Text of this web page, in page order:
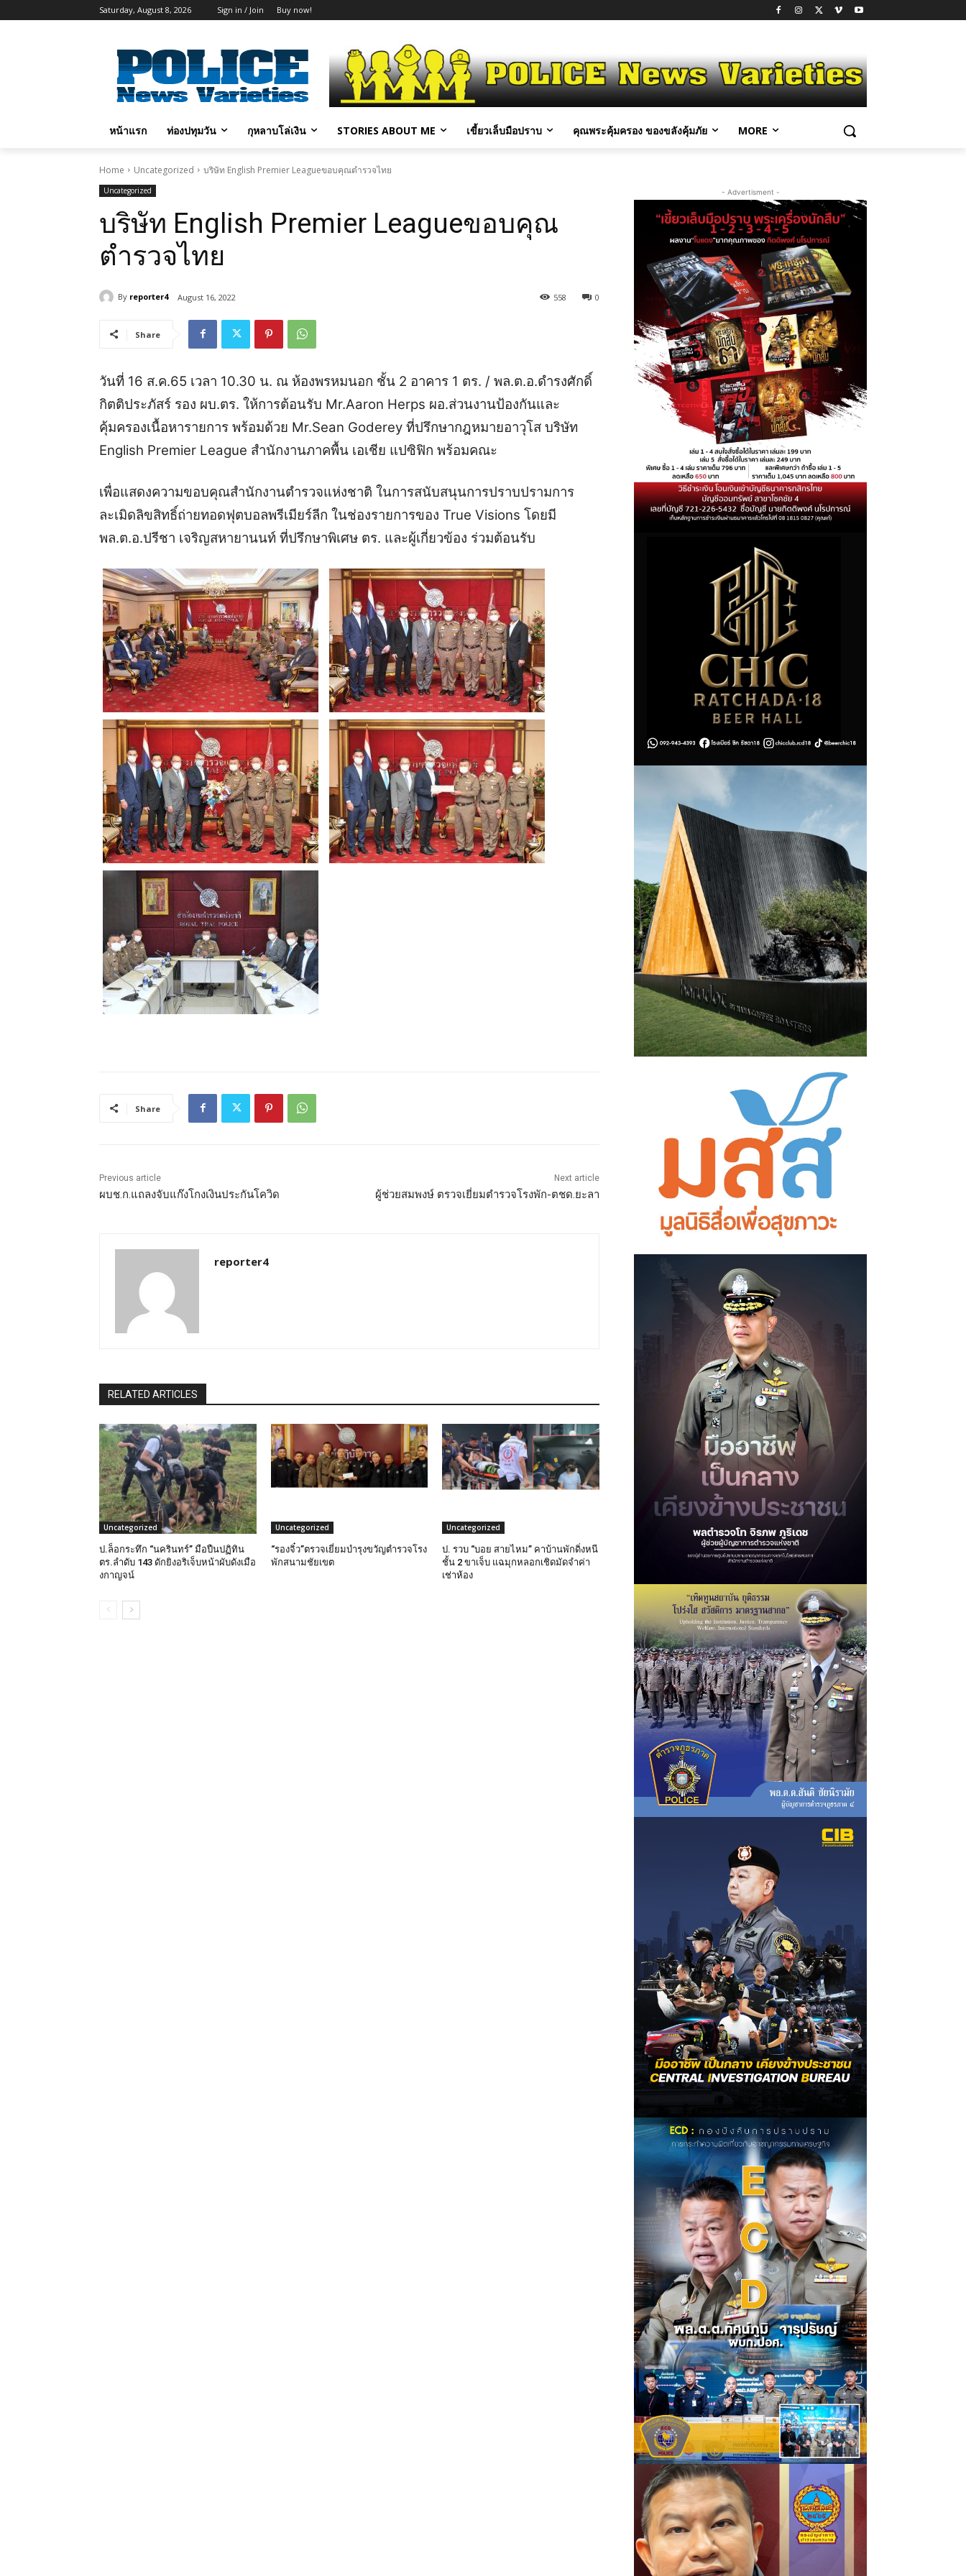
Saturday, August 8, 2026 Sign in / Join Buy now!
หน้าแรก ท่องปทุมวัน กุหลาบโล่เงิน STORIES ABOUT ME เขี้ยวเล็บมือปราบ คุณพระคุ้มครอง ของขลังคุ้มภัย MORE
Home Uncategorized บริษัท English Premier Leagueขอบคุณตำรวจไทย
Uncategorized
บริษัท English Premier Leagueขอบคุณ
ตำรวจไทย
By reporter4 August 16, 2022 0
558
Share
วันที่ 16 ส.ค.65 เวลา 10.30 น. ณ ห้องพรหมนอก ชั้น 2 อาคาร 1 ตร. / พล.ต.อ.ดำรงศักดิ์
กิตติประภัสร์ รอง ผบ.ตร. ให้การต้อนรับ Mr.Aaron Herps ผอ.ส่วนงานป้องกันและ
คุ้มครองเนื้อหารายการ พร้อมด้วย Mr.Sean Goderey ที่ปรึกษากฎหมายอาวุโส บริษัท
English Premier League สำนักงานภาคพื้น เอเชีย แปซิฟิก พร้อมคณะ
เพื่อแสดงความขอบคุณสำนักงานตำรวจแห่งชาติ ในการสนับสนุนการปราบปรามการ
ละเมิดลิขสิทธิ์ถ่ายทอดฟุตบอลพรีเมียร์ลีก ในช่องรายการของ True Visions โดยมี
พล.ต.อ.ปรีชา เจริญสหายานนท์ ที่ปรึกษาพิเศษ ตร. และผู้เกี่ยวข้อง ร่วมต้อนรับ
Share
Previous article
ผบช.ก.แถลงจับแก๊งโกงเงินประกันโควิด
Next article
ผู้ช่วยสมพงษ์ ตรวจเยี่ยมตำรวจโรงพัก-ตชด.ยะลา
reporter4
RELATED ARTICLES
Uncategorized
ป.ล็อกระทึก “นครินทร์” มือปืนปฏิทิน
ตร.ลำดับ 143 ดักยิงอริเจ็บหน้าผับดังเมือ
งกาญจน์
Uncategorized
“รองจิ๋ว”ตรวจเยี่ยมบำรุงขวัญตำรวจโรง
พักสนามชัยเขต
Uncategorized
ป. รวบ “บอย สายไหม” คาบ้านพักดิ่งหนี
ชั้น 2 ขาเจ็บ แฉมุกหลอกเชิดมัดจำค่า
เช่าห้อง
- Advertisment -